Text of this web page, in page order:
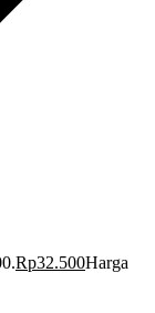
Rp32.500Harga